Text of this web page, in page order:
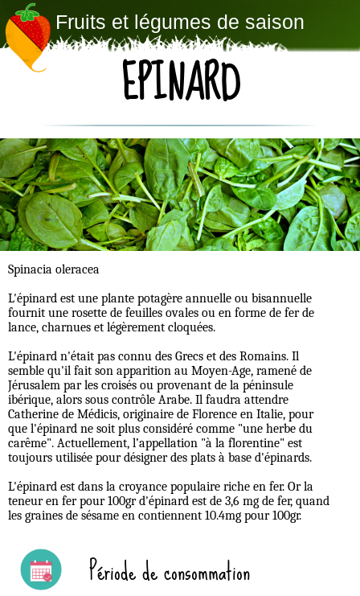
Fruits et légumes de saison
EPINARD
Spinacia oleracea
L'épinard est une plante potagère annuelle ou bisannuelle
fournit une rosette de feuilles ovales ou en forme de fer de
lance, charnues et légèrement cloquées.
L'épinard n'était pas connu des Grecs et des Romains. Il
semble qu'il fait son apparition au Moyen-Age, ramené de
Jérusalem par les croisés ou provenant de la péninsule
ibérique, alors sous contrôle Arabe. Il faudra attendre
Catherine de Médicis, originaire de Florence en Italie, pour
que l'épinard ne soit plus considéré comme "une herbe du
carême". Actuellement, l’appellation "à la florentine" est
toujours utilisée pour désigner des plats à base d'épinards.
L'épinard est dans la croyance populaire riche en fer. Or la
teneur en fer pour 100gr d'épinard est de 3,6 mg de fer, quand
les graines de sésame en contiennent 10.4mg pour 100gr.
Période de consommation